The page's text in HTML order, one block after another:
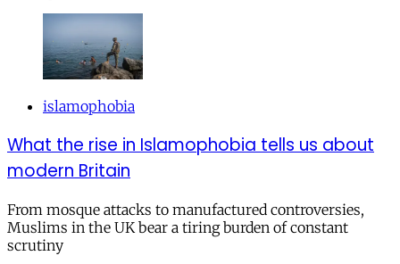
islamophobia
What the rise in Islamophobia tells us about
modern Britain
From mosque attacks to manufactured controversies,
Muslims in the UK bear a tiring burden of constant
scrutiny